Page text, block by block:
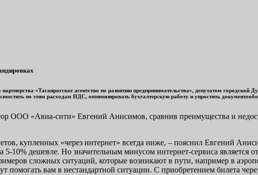
«Таганрогское агентство по развитию предпринимательства», депутатом
по этим расходам НДС, оптимизировать бухгалтерскую работу и упростить
ООО «Авиа-сити» Евгений Анисимов, сравнив преимущества и
купленных «через интернет» всегда ниже, – пояснил Евгений
5-10% дешевле. Но значительным минусом интернет-сервиса является
сложных ситуаций, которые возникают в пути, например в
помогать вам в нестандартной ситуации. С приобретением билета